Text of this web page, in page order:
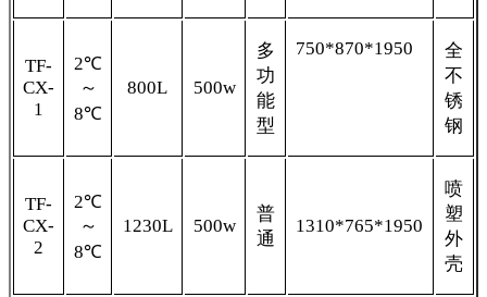
TF-
CX-
1
2℃
～
8℃
800L 500w
多
功
能
型
750*870*1950
全
不
锈
钢
TF-
CX-
2
2℃
～
8℃
1230L 500w
普
通
1310*765*1950
喷
塑
外
壳